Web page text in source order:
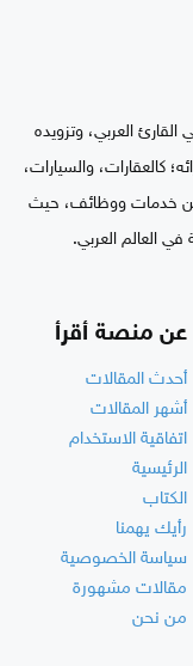
العربي، وتزويده
كالعقارات، والسيارات،
من خدمات ووظائف، حيث
في العالم العربي.
عن منصة أقرأ
أحدث المقالات
أشهر المقالات
اتفاقية الاستخدام
الرئيسية
الكتاب
رأيك يهمنا
سياسة الخصوصية
مقالات مشهورة
من نحن